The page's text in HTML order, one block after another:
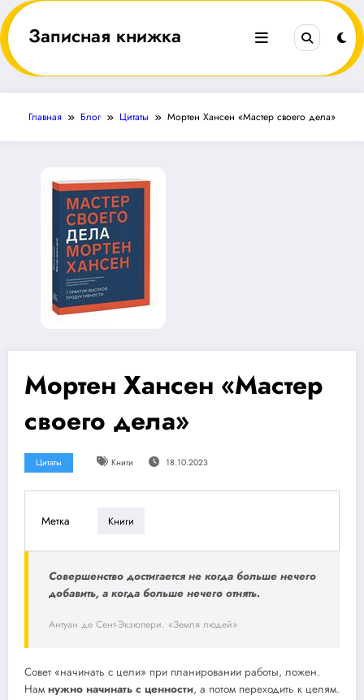
Перейти
к
содержимомуЗаписная книжка
Главная Блог Цитаты Мортен Хансен «Мастер своего дела»
Мортен Хансен «Мастер
своего дела»
Цитаты Книги 18.10.2023
Метка Книги
Совершенство достигается не когда больше нечего
добавить, а когда больше нечего отнять.
Антуан де Сент-Экзюпери. «Земля людей»
Совет «начинать с цели» при планировании работы, ложен.
Нам нужно начинать с ценности, а потом переходить к целям.